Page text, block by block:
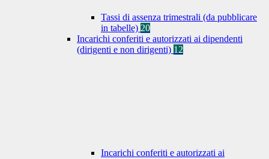
Tassi di assenza trimestrali (da pubblicare
in tabelle) 20
Incarichi conferiti e autorizzati ai dipendenti
(dirigenti e non dirigenti) 12
Incarichi conferiti e autorizzati ai